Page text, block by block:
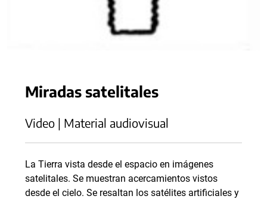
Miradas satelitales
Video | Material audiovisual
La Tierra vista desde el espacio en imágenes
satelitales. Se muestran acercamientos vistos
desde el cielo. Se resaltan los satélites artificiales y